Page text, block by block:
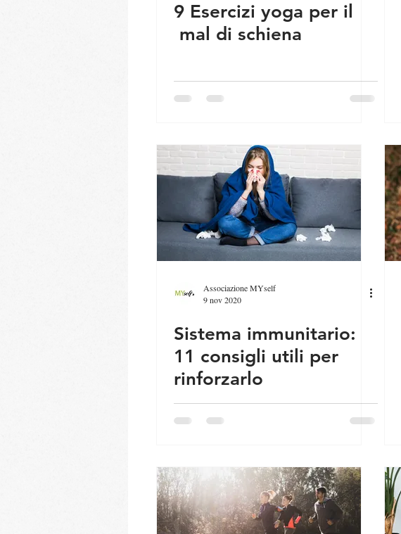
9 Esercizi yoga per il
mal di schiena
Associazione MYself
9 nov 2020
Sistema immunitario:
11 consigli utili per
rinforzarlo